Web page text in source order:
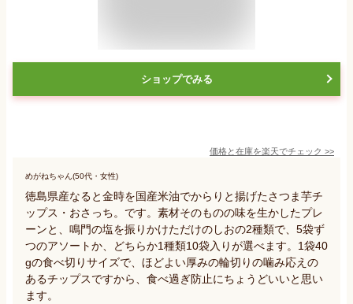
ショップでみる
価格と在庫を楽天でチェック >>
めがねちゃん(50代・女性)
徳島県産なると金時を国産米油でからりと揚げたさつま芋チ
ップス・おさっち。です。素材そのものの味を生かしたプレ
ーンと、鳴門の塩を振りかけただけのしおの2種類で、5袋ず
つのアソートか、どちらか1種類10袋入りが選べます。1袋40
gの食べ切りサイズで、ほどよい厚みの輪切りの噛み応えの
あるチップスですから、食べ過ぎ防止にちょうどいいと思い
ます。